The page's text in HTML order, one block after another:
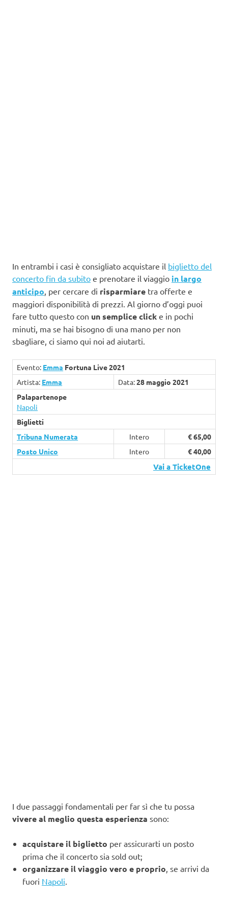
In entrambi i casi è consigliato acquistare il biglietto del
concerto fin da subito e prenotare il viaggio in largo
anticipo, per cercare di risparmiare tra offerte e
maggiori disponibilità di prezzi. Al giorno d’oggi puoi
fare tutto questo con un semplice click e in pochi
minuti, ma se hai bisogno di una mano per non
sbagliare, ci siamo qui noi ad aiutarti.
Evento: Emma Fortuna Live 2021
Artista: Emma Data:28 maggio 2021
Palapartenope
Napoli
Biglietti
Tribuna Numerata
Intero
€ 65,00
Posto Unico
Intero € 40,00
Vai a TicketOne
I due passaggi fondamentali per far sì che tu possa
vivere al meglio questa esperienza sono:
acquistare il biglietto per assicurarti un posto
prima che il concerto sia sold out;
organizzare il viaggio vero e proprio , se arrivi da
fuori Napoli